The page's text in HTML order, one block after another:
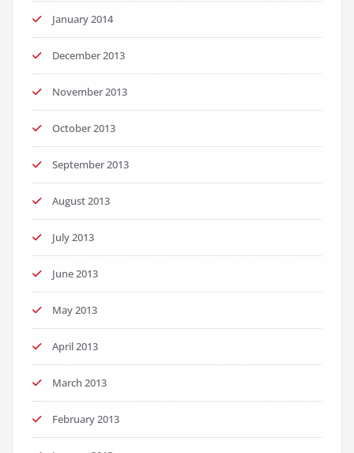
January 2014
December 2013
November 2013
October 2013
September 2013
August 2013
July 2013
June 2013
May 2013
April 2013
March 2013
February 2013